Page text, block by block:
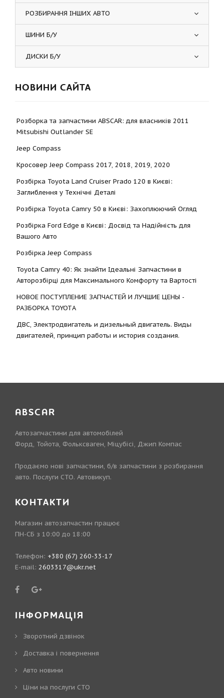
РОЗБИРАННЯ ІНШИХ АВТО
ШИНИ Б/У
ДИСКИ Б/У
НОВИНИ САЙТА
Розборка та запчастини ABSCAR: для власників 2011
Mitsubishi Outlander SE
Jeep Compass
Кросовер Jeep Compass 2017, 2018, 2019, 2020
Розбірка Toyota Land Cruiser Prado 120 в Києві:
Заглиблення у Технічні Деталі
Розбірка Toyota Camry 50 в Києві: Захоплюючий Огляд
Розбірка Ford Edge в Києві: Досвід та Надійність для
Вашого Авто
Розбірка Jeep Compass
Toyota Camry 40: Як знайти Ідеальні Запчастини в
Авторозбірці для Максимального Комфорту та Вартості
НОВОЕ ПОСТУПЛЕНИЕ ЗАПЧАСТЕЙ И ЛУЧШИЕ ЦЕНЫ -
РАЗБОРКА TOYOTА
ДВС, Электродвигатель и дизельный двигатель. Виды
двигателей, принцип работы и история создания.
ABSCAR
Автозапчастини для автомобілей
Форд, Тойота, Фольксваген, Міцубісі, Джип Компас
Продаємо нові запчастини, б/в запчастини з розбирання
авто. Послуги СТО. Автовикуп.
КОНТАКТИ
Магазин автозапчастин працює
ПН-СБ з 10:00 до 18:00
Телефон: +380 (67) 260-33-17
E-mail: 2603317@ukr.net
ІНФОРМАЦІЯ
Зворотний дзвінок
Доставка і повернення
Авто новини
Ціни на послуги СТО